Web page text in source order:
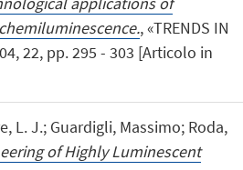
, «TRENDS IN
22, pp. 295 - 303 [Articolo in
L. J.; Guardigli, Massimo; Roda,
of Highly Luminescent